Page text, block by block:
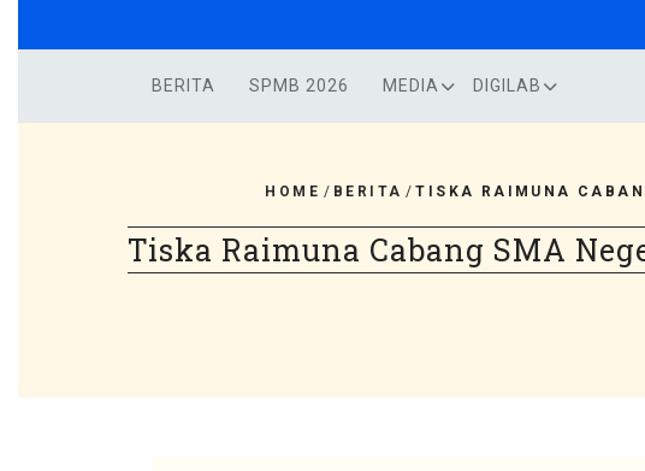
BERITA SPMB 2026 MEDIA DIGILAB
HOME / BERITA /TISKA RAIMUNA
Tiska Raimuna Cabang SMA